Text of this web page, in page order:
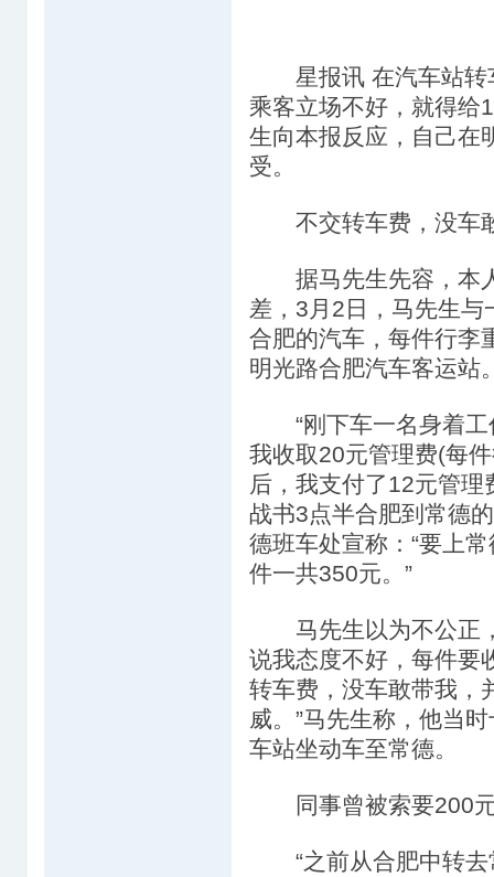
星报讯 在汽车站转
乘客立场不好，就得给
生向本报反应，自己在
受。
不交转车费，没车
据马先生先容，本人
差，3月2日，马先生
合肥的汽车，每件行李
明光路合肥汽车客运站
“刚下车一名身着工
我收取20元管理费(每
后，我支付了12元管理
战书3点半合肥到常德
德班车处宣称：“要上
件一共350元。”
马先生以为不公正，
说我态度不好，每件要
转车费，没车敢带我，
威。”马先生称，他当
车站坐动车至常德。
同事曾被索要200
“之前从合肥中转去